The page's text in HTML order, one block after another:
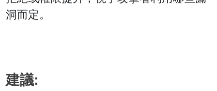
洞而定。
建議: